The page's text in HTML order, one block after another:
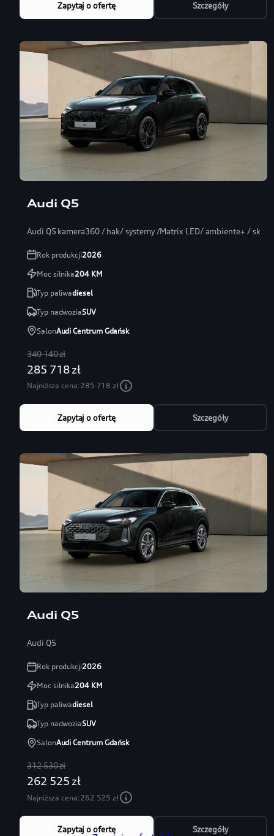
Zapytaj o ofertę Szczegóły
Audi Q5
Audi Q5 kamera360 / hak/ systemy /Matrix LED/ ambiente+ / skóra
Rok produkcji2026
Moc silnika204KM
Typ paliwadiesel
Typ nadwoziaSUV
SalonAudi Centrum Gdańsk
340 140 zł
285 718 zł
Najniższa cena:285 718 zł
Zapytaj o ofertę Szczegóły
Audi Q5
Audi Q5
Rok produkcji2026
Moc silnika204KM
Typ paliwadiesel
Typ nadwoziaSUV
SalonAudi Centrum Gdańsk
312 530 zł
262 525 zł
Najniższa cena:262 525 zł
Zapytaj o ofertę Szczegóły